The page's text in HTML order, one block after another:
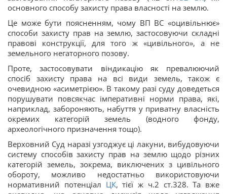
основного способу захисту права власності на землю.
Це може бути поясненням, чому ВП ВС «оцивільнює»
способи захисту прав на землю, застосовуючи складні
правові конструкції, для того ж «цивільного», а не
земельного негаторного позову.
Проте, застосовувати віндикацію як превалюючий
спосіб захисту права на всі види земель, також є
очевидною «асиметрією». В такому разі суду доведеться
порушувати повсякчас імперативні норми права, які,
наприклад, забороняють, набуття у приватну власність
окремих категорій земель (водного фонду,
археологічного призначення тощо).
Верховний Суд наразі узгоджує ці лакуни, вибудовуючи
систему способів захисту прав на землю щодо різних
категорій земель, зокрема, виключених з цивільного
обороту, можливо недостатньо використовуючи
нормативний потенціал ЦК, тієї ж ч.2 ст.328. Та вже